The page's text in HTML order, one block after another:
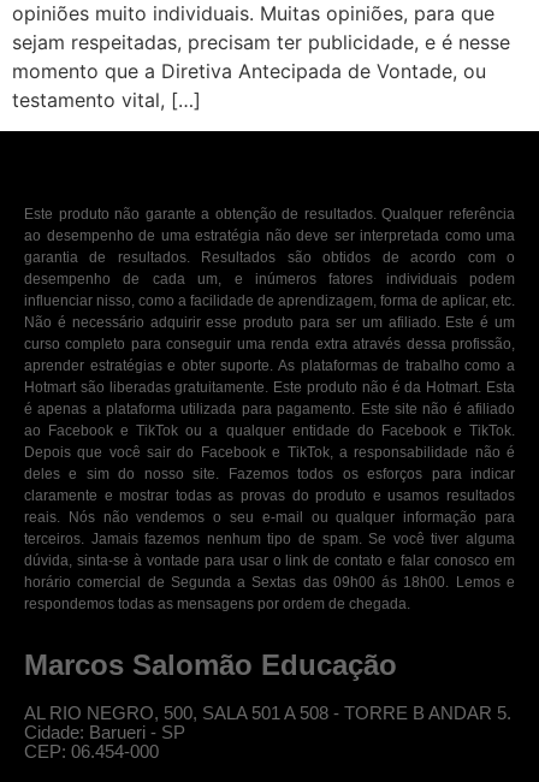
opiniões muito individuais. Muitas opiniões, para que
sejam respeitadas, precisam ter publicidade, e é nesse
momento que a Diretiva Antecipada de Vontade, ou
testamento vital, […]
Este produto não garante a obtenção de resultados. Qualquer referência
ao desempenho de uma estratégia não deve ser interpretada como uma
garantia de resultados. Resultados são obtidos de acordo com o
desempenho de cada um, e inúmeros fatores individuais podem
influenciar nisso, como a facilidade de aprendizagem, forma de aplicar, etc.
Não é necessário adquirir esse produto para ser um afiliado. Este é um
curso completo para conseguir uma renda extra através dessa profissão,
aprender estratégias e obter suporte. As plataformas de trabalho como a
Hotmart são liberadas gratuitamente. Este produto não é da Hotmart. Esta
é apenas a plataforma utilizada para pagamento. Este site não é afiliado
ao Facebook e TikTok ou a qualquer entidade do Facebook e TikTok.
Depois que você sair do Facebook e TikTok, a responsabilidade não é
deles e sim do nosso site. Fazemos todos os esforços para indicar
claramente e mostrar todas as provas do produto e usamos resultados
reais. Nós não vendemos o seu e-mail ou qualquer informação para
terceiros. Jamais fazemos nenhum tipo de spam. Se você tiver alguma
dúvida, sinta-se à vontade para usar o link de contato e falar conosco em
horário comercial de Segunda a Sextas das 09h00 ás 18h00. Lemos e
respondemos todas as mensagens por ordem de chegada.
Marcos Salomão Educação
AL RIO NEGRO, 500, SALA 501 A 508 - TORRE B ANDAR 5.
Cidade: Barueri - SP
CEP: 06.454-000